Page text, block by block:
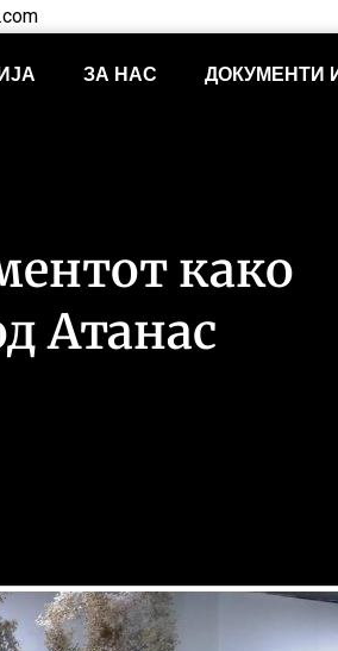
ЗА НАС ДОКУМЕНТИ
како
Атанас